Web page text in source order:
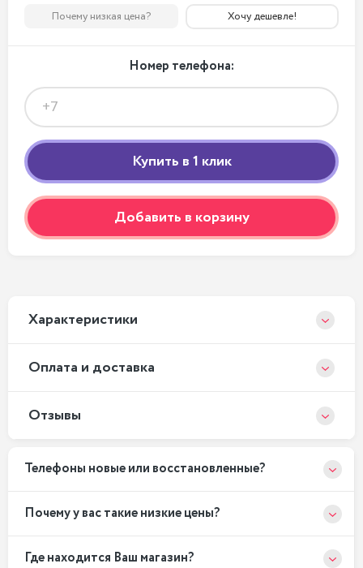
Почему низкая цена? Хочу дешевле!
Номер телефона:
Добавить в корзину
Xарактеристики
Оплата и доставка
Отзывы
Телефоны новые или восстановленные?
Почему у вас такие низкие цены?
Где находится Ваш магазин?